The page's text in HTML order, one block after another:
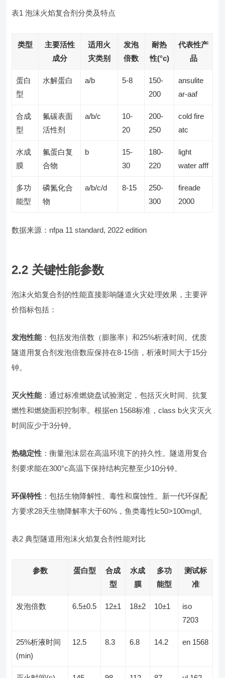
表1 泡沫火焰复合剂分类及特点
类型
主要活性
成分
适用火
灾类别
发泡
倍数
耐热
性(°c)
代表性产
品
蛋白
型
水解蛋白 a/b 5-8
150-
200
ansulite
ar-aaf
合成
型
氟碳表面
活性剂
a/b/c
10-
20
200-
250
cold fire
atc
水成
膜
氟蛋白复
合物
b
15-
30
180-
220
light
water afff
多功
能型
磷氮化合
物
a/b/c/d 8-15
250-
300
fireade
2000
数据来源：nfpa 11 standard, 2022 edition
2.2 关键性能参数
泡沫火焰复合剂的性能直接影响隧道火灾处理效果，主要评
价指标包括：
发泡性能：包括发泡倍数（膨胀率）和25%析液时间。优质
隧道用复合剂发泡倍数应保持在8-15倍，析液时间大于15分
钟。
灭火性能：通过标准燃烧盘试验测定，包括灭火时间、抗复
燃性和燃烧面积控制率。根据en 1568标准，class b火灾灭火
时间应少于3分钟。
热稳定性 ：衡量泡沫层在高温环境下的持久性。隧道用复合
剂要求能在300°c高温下保持结构完整至少10分钟。
环保特性 ：包括生物降解性、毒性和腐蚀性。新一代环保配
方要求28天生物降解率大于60%，鱼类毒性lc50>100mg/l。
表2 典型隧道用泡沫火焰复合剂性能对比
参数 蛋白型
合成
型
水成
膜
多功
能型
测试标
准
发泡倍数 6.5±0.5 12±1 18±2 10±1
iso
7203
25%析液时间
(min)
12.5 8.3 6.8 14.2 en 1568